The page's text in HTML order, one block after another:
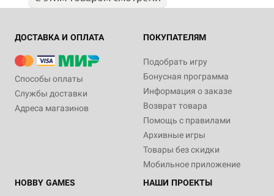
ДОСТАВКА И ОПЛАТА
Способы оплаты
Службы доставки
Адреса магазинов
ПОКУПАТЕЛЯМ
Подобрать игру
Бонусная программа
Информация о заказе
Возврат товара
Помощь с правилами
Архивные игры
Товары без скидки
Мобильное приложение
HOBBY GAMES
НАШИ ПРОЕКТЫ